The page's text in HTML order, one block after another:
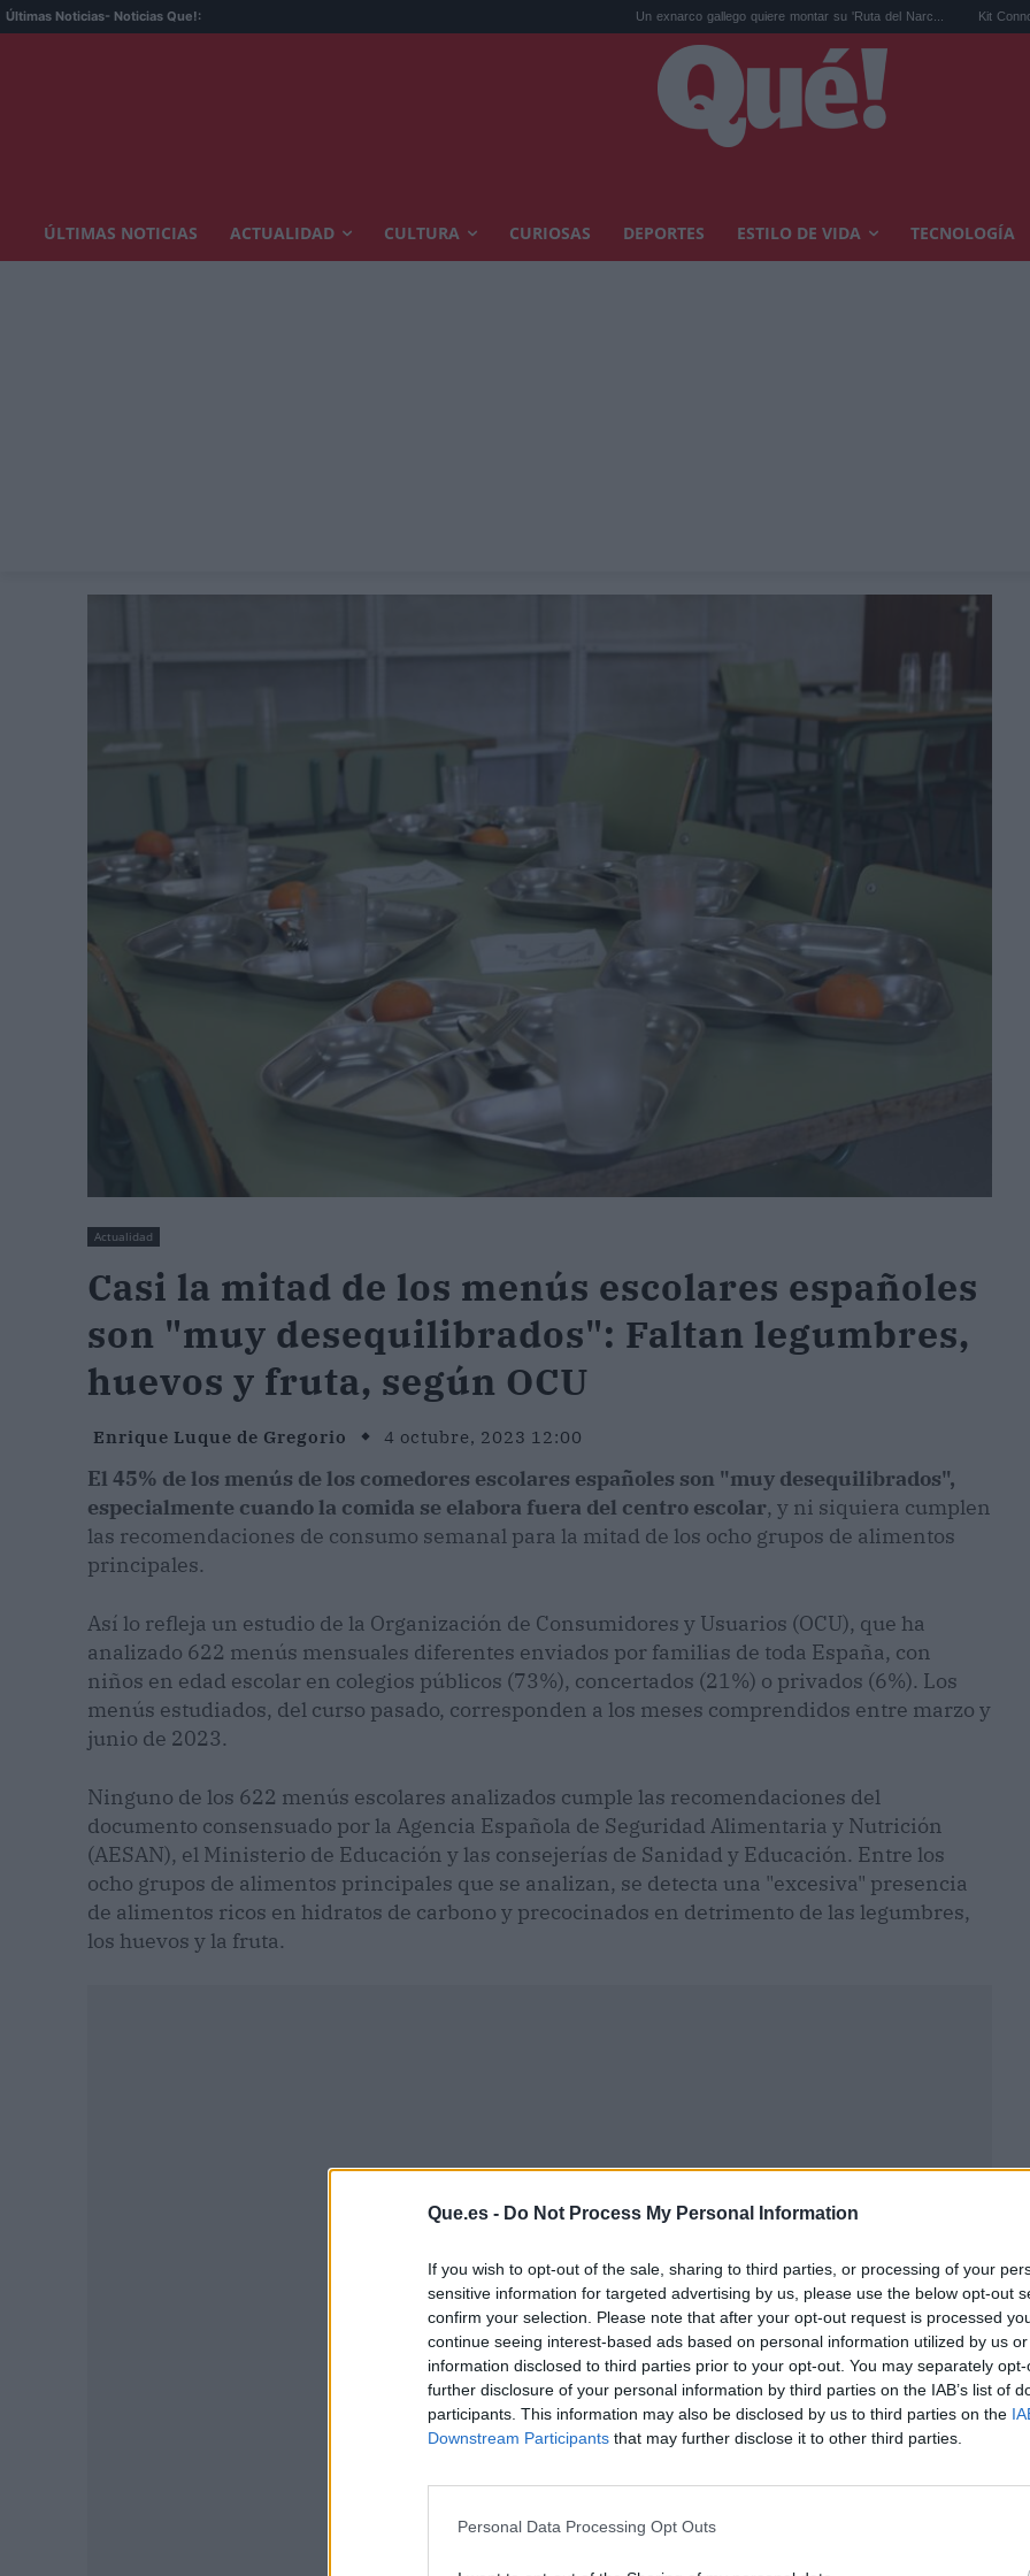
Que.es - Do Not Process My Personal Information
If you wish to opt-out of the sale, sharing to third parties, or processing of your
sensitive information for targeted advertising by us, please use the below opt-out
confirm your selection. Please note that after your opt-out request is processed
continue seeing interest-based ads based on personal information utilized by us
information disclosed to third parties prior to your opt-out. You may separately
further disclosure of your personal information by third parties on the IAB’s list of
participants. This information may also be disclosed by us to third parties on the
Downstream Participants that may further disclose it to other third parties.
Personal Data Processing Opt Outs
Últimas Noticias- Noticias Que!: Un exnarco gallego quiere montar su 'Ruta del Narc... Kit Connor será Cíclope
ÚLTIMAS NOTICIAS ACTUALIDAD CULTURA CURIOSAS DEPORTES ESTILO DE VIDA TECNOLOGÍA
Actualidad
Casi la mitad de los menús escolares españoles
son "muy desequilibrados": Faltan legumbres,
huevos y fruta, según OCU
Enrique Luque de Gregorio 4 octubre, 2023 12:00
El 45% de los menús de los comedores escolares españoles son "muy desequilibrados",
especialmente cuando la comida se elabora fuera del centro escolar, y ni siquiera cumplen
las recomendaciones de consumo semanal para la mitad de los ocho grupos de alimentos
principales.
Así lo refleja un estudio de la Organización de Consumidores y Usuarios (OCU), que ha
analizado 622 menús mensuales diferentes enviados por familias de toda España, con
niños en edad escolar en colegios públicos (73%), concertados (21%) o privados (6%). Los
menús estudiados, del curso pasado, corresponden a los meses comprendidos entre marzo y
junio de 2023.
Ninguno de los 622 menús escolares analizados cumple las recomendaciones del
documento consensuado por la Agencia Española de Seguridad Alimentaria y Nutrición
(AESAN), el Ministerio de Educación y las consejerías de Sanidad y Educación. Entre los
ocho grupos de alimentos principales que se analizan, se detecta una "excesiva" presencia
de alimentos ricos en hidratos de carbono y precocinados en detrimento de las legumbres,
los huevos y la fruta.
Publicidad